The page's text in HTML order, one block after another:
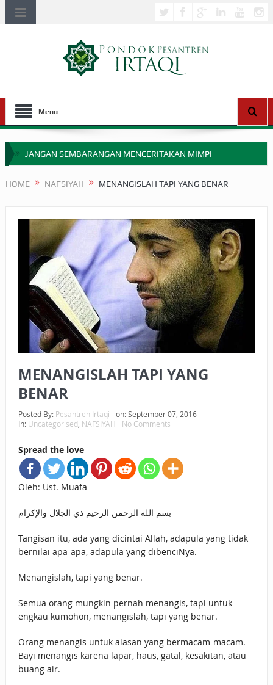
Menu
JANGAN SEMBARANGAN MENCERITAKAN MIMPI
APA HUKUM MEMPERCEPAT PEMBAYARAN ZAKAT
SEBELUM TIBA SAAT WAJIB?
HAKIKAT NIKMAT DI DUNIA!
BAGAIMANA CARA MEMBAYAR ZAKAT UANG?
UANG HARAM BISA MENJADI HALAL JIKA SEBAB
KEPEMILIKANNYA BERUBAH
HUKUM MEMBAYAR ZAKAT DENGAN CARA MENGANGSUR
HOME NAFSIYAH MENANGISLAH TAPI YANG BENAR
MENANGISLAH TAPI YANG
BENAR
Posted By: Pesantren Irtaqi on:September 07, 2016
In: Uncategorised NAFSIYAH No Comments
Spread the love
Oleh: Ust. Muafa
بسم الله الرحمن الرحيم ذي الجلال والإكرام
Tangisan itu, ada yang dicintai Allah, adapula yang tidak
bernilai apa-apa, adapula yang dibenciNya.
Menangislah, tapi yang benar.
Semua orang mungkin pernah menangis, tapi untuk
engkau kumohon, menangislah, tapi yang benar.
Orang menangis untuk alasan yang bermacam-macam.
Bayi menangis karena lapar, haus, gatal, kesakitan, atau
buang air.